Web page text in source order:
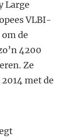
Large
VLBI-
de
4200
Ze
met de